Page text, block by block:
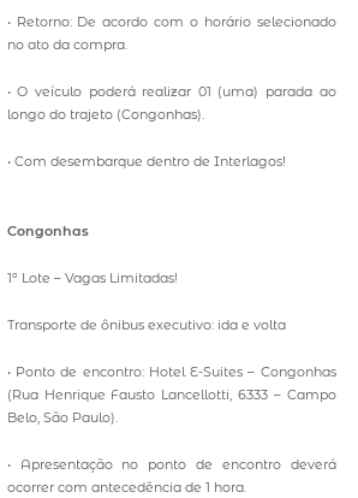
• Retorno: De acordo com o horário selecionado
no ato da compra.
• O veículo poderá realizar 01 (uma) parada ao
longo do trajeto (Congonhas).
• Com desembarque dentro de Interlagos!
Congonhas
1º Lote – Vagas Limitadas!
Transporte de ônibus executivo: ida e volta
• Ponto de encontro: Hotel E-Suites – Congonhas
(Rua Henrique Fausto Lancellotti, 6333 – Campo
Belo, São Paulo).
• Apresentação no ponto de encontro deverá
ocorrer com antecedência de 1 hora.